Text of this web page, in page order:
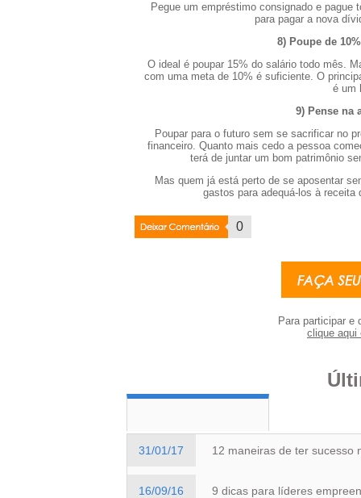
Pegue um empréstimo consignado e
para pagar a nova
8) Poupe de
O ideal é poupar 15% do salário todo mês.
com uma meta de 10% é suficiente. O
é um
9) Pense na
Poupar para o futuro sem se sacrificar no
financeiro. Quanto mais cedo a pessoa
terá de juntar um bom patrimônio
Mas quem já está perto de se aposentar
gastos para adequá-los à receita
Deixar
0
Para participar e
clique aqui
31/01/17 12 maneiras de ter sucesso
16/09/16 9 dicas para líderes